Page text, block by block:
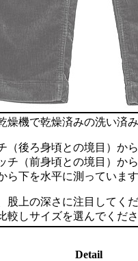
燥機で乾燥済みの洗い済
（後ろ身頃との境目）か
チ（前身頃との境目）か
ら下を水平に測っていま
股上の深さに注目してく
較しサイズを選んでくだ
Detail